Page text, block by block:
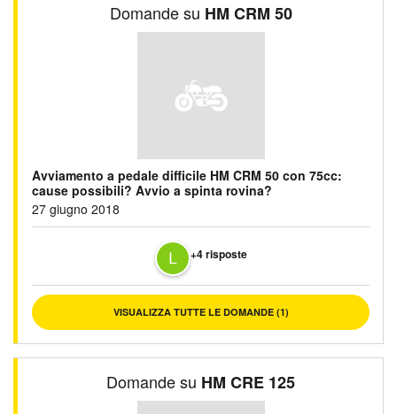
Domande su HM CRM 50
Avviamento a pedale difficile HM CRM 50 con 75cc:
cause possibili? Avvio a spinta rovina?
27 giugno 2018
+4 risposte
VISUALIZZA TUTTE LE DOMANDE (1)
Domande su HM CRE 125